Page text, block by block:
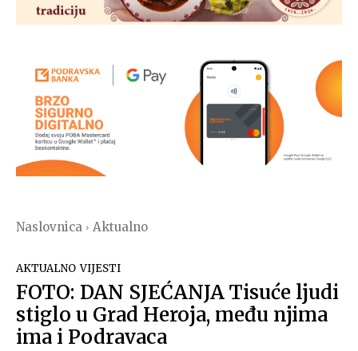
Naslovnica Aktualno
AKTUALNO VIJESTI
FOTO: DAN SJEĆANJA Tisuće ljudi
stiglo u Grad Heroja, među njima
ima i Podravaca